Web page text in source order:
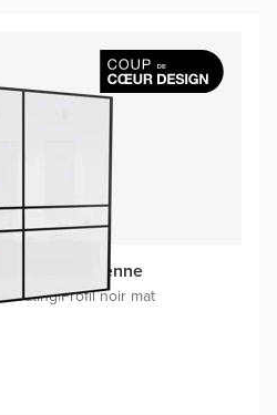
à l'italienne
coating|Profil noir mat